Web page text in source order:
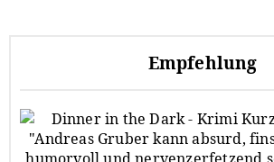
Empfehlung